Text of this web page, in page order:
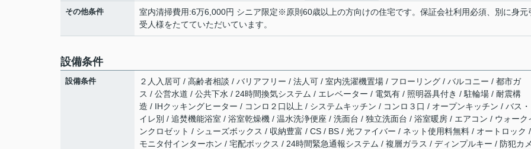
その他条件
室内清掃費用:6万6,000円 シニア限定※原則60歳以上の方向けの住宅です。保証会社利用必須、別に身元
受人様をたてていただいています。
設備条件
設備条件
２人入居可 / 高齢者相談 / バリアフリー / 法人可 / 室内洗濯機置場 / フローリング / バルコニー / 都市ガ
ス / 公営水道 / 公共下水 / 24時間換気システム / エレベーター / 電気有 / 照明器具付き / 駐輪場 / 耐震構
造 / IHクッキングヒーター / コンロ２口以上 / システムキッチン / コンロ３口 / オープンキッチン / バス
イレ別 / 追焚機能浴室 / 浴室乾燥機 / 温水洗浄便座 / 洗面台 / 独立洗面台 / 浴室暖房 / エアコン / ウォーク
ンクロゼット / シューズボックス / 収納豊富 / CS / BS / 光ファイバー / ネット使用料無料 / オートロック
モニタ付インターホン / 宅配ボックス / 24時間緊急通報システム / 複層ガラス / ディンプルキー / 防犯カ